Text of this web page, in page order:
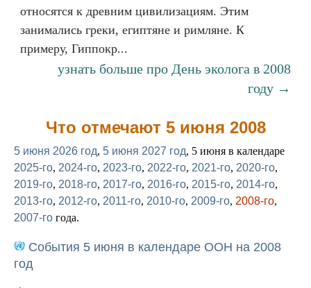
относятся к древним цивилизациям. Этим
занимались греки, египтяне и римляне. К
примеру, Гиппокр...
узнать больше про День эколога в 2008
году →
Что отмечают 5 июня 2008
5 июня 2026 год, 5 июня 2027 год, 5 июня в календаре
2025-го, 2024-го, 2023-го, 2022-го, 2021-го, 2020-го,
2019-го, 2018-го, 2017-го, 2016-го, 2015-го, 2014-го,
2013-го, 2012-го, 2011-го, 2010-го, 2009-го, 2008-го,
2007-го года.
События 5 июня в календаре ООН на 2008
год